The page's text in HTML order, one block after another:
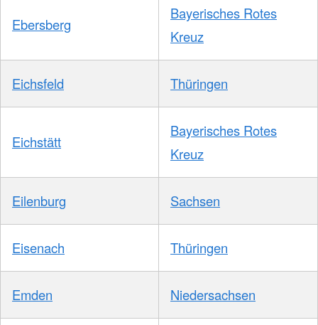
Ebersberg
Bayerisches Rotes
Kreuz
Eichsfeld Thüringen
Eichstätt
Bayerisches Rotes
Kreuz
Eilenburg Sachsen
Eisenach Thüringen
Emden Niedersachsen